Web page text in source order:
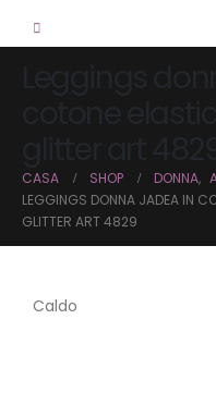
CASA SHOP DONNA,
LEGGINGS DONNA JADEA IN
GLITTER ART 4829
Caldo